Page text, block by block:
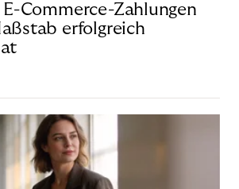
Commerce-Zahlungen
erfolgreich